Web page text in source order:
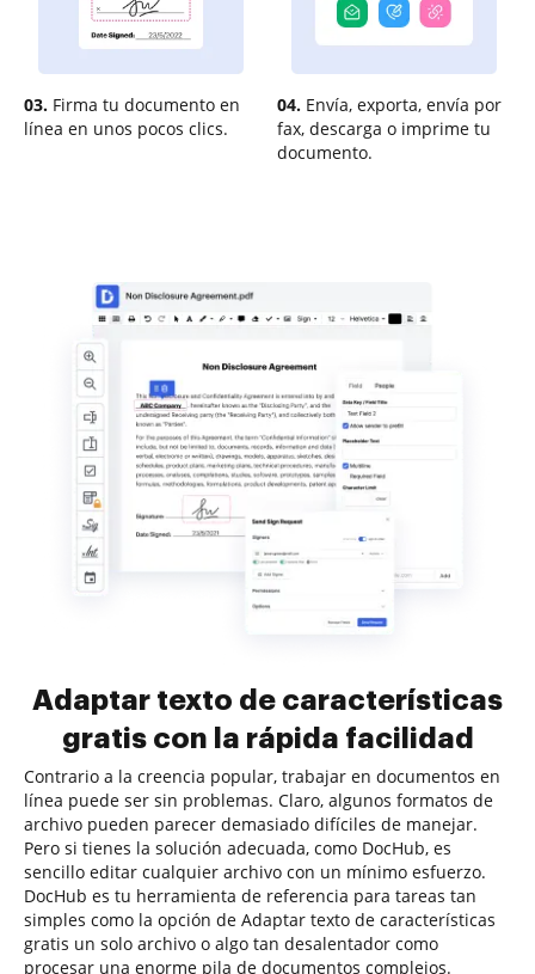
03. Firma tu documento en
línea en unos pocos clics.
04. Envía, exporta, envía por
fax, descarga o imprime tu
documento.
Adaptar texto de características
gratis con la rápida facilidad
Contrario a la creencia popular, trabajar en documentos en
línea puede ser sin problemas. Claro, algunos formatos de
archivo pueden parecer demasiado difíciles de manejar.
Pero si tienes la solución adecuada, como DocHub, es
sencillo editar cualquier archivo con un mínimo esfuerzo.
DocHub es tu herramienta de referencia para tareas tan
simples como la opción de Adaptar texto de características
gratis un solo archivo o algo tan desalentador como
procesar una enorme pila de documentos complejos.